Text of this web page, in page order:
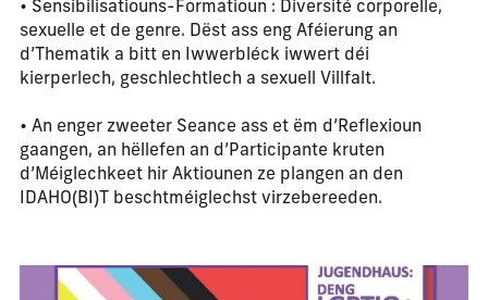
• Sensibilisatiouns-Formatioun : Diversité corporelle,
sexuelle et de genre. Dëst ass eng Aféierung an
d’Thematik a bitt en Iwwerbléck iwwert déi
kierperlech, geschlechtlech a sexuell Villfalt.
• An enger zweeter Seance ass et ëm d’Reflexioun
gaangen, an hëllefen an d’Participante kruten
d’Méiglechkeet hir Aktiounen ze plangen an den
IDAHO(BI)T beschtméiglechst virzebereeden.
La modification de la diapositive actuelle de ce